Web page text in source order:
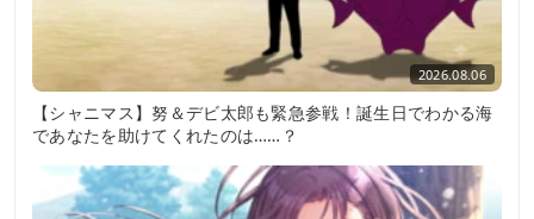
2026.08.06
【シャニマス】努＆デビ太郎も緊急参戦！誕生日でわかる海
であなたを助けてくれたのは……？